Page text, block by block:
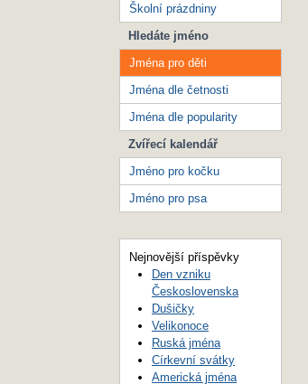
Školní prázdniny
Hledáte jméno
Jména pro děti
Jména dle četnosti
Jména dle popularity
Zvířecí kalendář
Jméno pro kočku
Jméno pro psa
Nejnovější příspěvky
Den vzniku
Československa
Dušičky
Velikonoce
Ruská jména
Církevní svátky
Americká jména